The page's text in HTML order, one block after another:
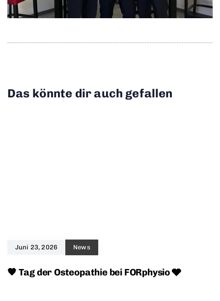
Das könnte dir auch gefallen
Juni 23, 2026 News
🧡 Tag der Osteopathie bei FORphysio 🩶